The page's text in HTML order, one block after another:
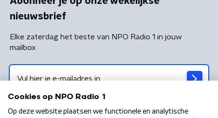
nieuwsbrief
Elke zaterdag het beste van NPO Radio 1 in jouw
mailbox